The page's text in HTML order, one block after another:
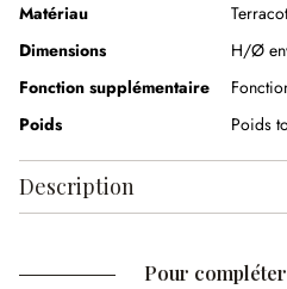
Matériau
Dimensions
H/Ø
Fonction supplémentaire
Poids
Poids
Description
Pour